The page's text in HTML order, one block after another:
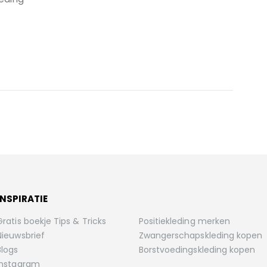
boekje Tips & Tricks
Positiekleding merken
Zwangerschapskleding kopen
Borstvoedingskleding kopen